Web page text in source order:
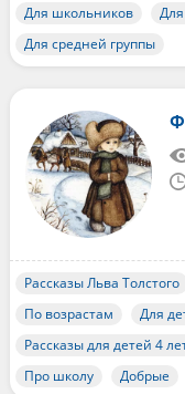
Для школьников
Для
Для средней группы
Рассказы Льва Толстого
По возрастам
Для
Рассказы для детей 4
Про школу
Добрые